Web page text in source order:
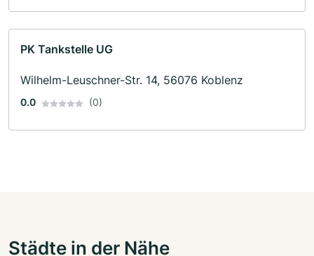
PK Tankstelle UG
Wilhelm-Leuschner-Str. 14, 56076 Koblenz
0.0 (0)
Städte in der Nähe